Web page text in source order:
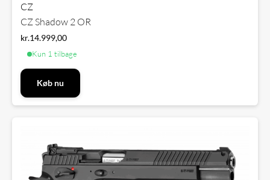
CZ
CZ Shadow 2 OR
kr.14.999,00
Kun 1 tilbage
Køb nu